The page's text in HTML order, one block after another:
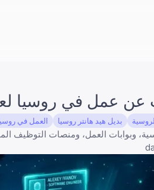
بديل هيد هانتر روسيا العمل في روسيا
وبوابات العمل، ومنصات التوظيف